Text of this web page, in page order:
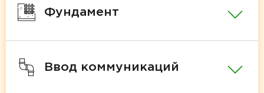
Фундамент
Ввод коммуникаций